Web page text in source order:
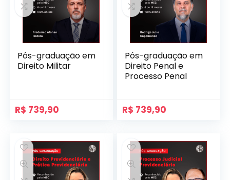
Pós-graduação em
Direito Militar
R$ 739,90
Pós-graduação em
Direito Penal e
Processo Penal
R$ 739,90